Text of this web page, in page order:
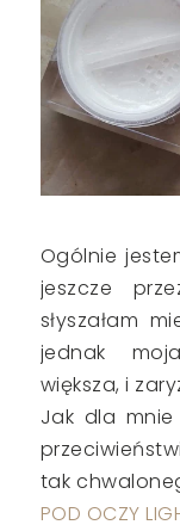
Ogólnie
jeszcze
słyszałam
jednak
większa, i
Jak dla
tak
POD OCZY